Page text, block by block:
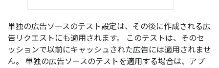
単独の広告ソースのテスト設定は、その後に作成される広
告リクエストにも適用されます。 このテストは、そのセ
ッションで以前にキャッシュされた広告には適用されませ
ん。 単独の広告ソースのテストを適用する場合は、アプ